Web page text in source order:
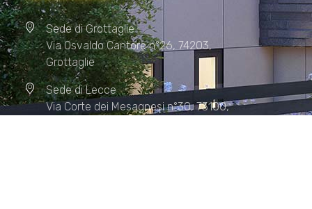
Sede di Grottaglie
Via Osvaldo Cantore n°26, 74203,
Grottaglie
Sede di Lecce
Via Corte dei Mesagnesi n°30, 73100,